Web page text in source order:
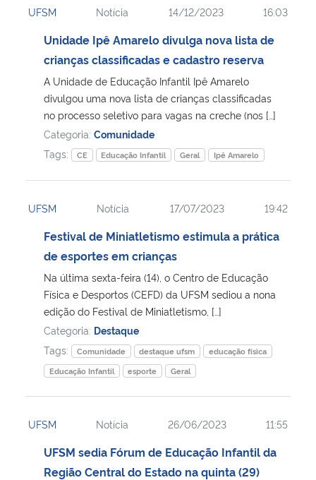
Ministério da Mulher, da Família e dos Direitos Humanos
Secretaria-Geral
Secretaria de Governo
Gabinete de Segurança Institucional
UFSM Notícia 14/12/2023 16:03
Unidade Ipê Amarelo divulga nova lista de
crianças classificadas e cadastro reserva
A Unidade de Educação Infantil Ipê Amarelo
divulgou uma nova lista de crianças classificadas
no processo seletivo para vagas na creche (nos […]
Categoria: Comunidade
Tags:
CE Educação Infantil Geral Ipê Amarelo
UFSM Notícia 17/07/2023 19:42
Festival de Miniatletismo estimula a prática
de esportes em crianças
Na última sexta-feira (14), o Centro de Educação
Física e Desportos (CEFD) da UFSM sediou a nona
edição do Festival de Miniatletismo, […]
Categoria: Destaque
Tags:
Comunidade destaque ufsm
educação física
Educação Infantil
esporte Geral
UFSM Notícia 26/06/2023 11:55
UFSM sedia Fórum de Educação Infantil da
Região Central do Estado na quinta (29)